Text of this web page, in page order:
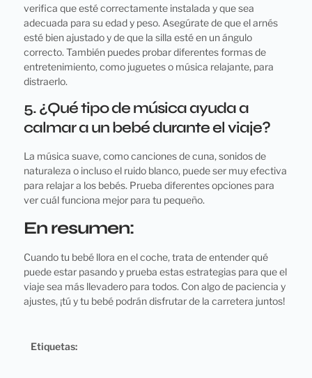
verifica que esté correctamente instalada y que sea
adecuada para su edad y peso. Asegúrate de que el arnés
esté bien ajustado y de que la silla esté en un ángulo
correcto. También puedes probar diferentes formas de
entretenimiento, como juguetes o música relajante, para
distraerlo.
5. ¿Qué tipo de música ayuda a
calmar a un bebé durante el viaje?
La música suave, como canciones de cuna, sonidos de
naturaleza o incluso el ruido blanco, puede ser muy efectiva
para relajar a los bebés. Prueba diferentes opciones para
ver cuál funciona mejor para tu pequeño.
En resumen:
Cuando tu bebé llora en el coche, trata de entender qué
puede estar pasando y prueba estas estrategias para que el
viaje sea más llevadero para todos. Con algo de paciencia y
ajustes, ¡tú y tu bebé podrán disfrutar de la carretera juntos!
Etiquetas: